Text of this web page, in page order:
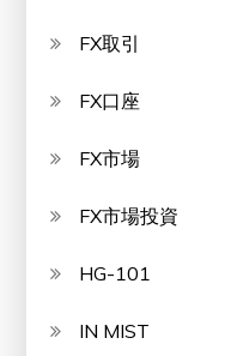
FX取引
FX口座
FX市場
FX市場投資
HG-101
IN MIST